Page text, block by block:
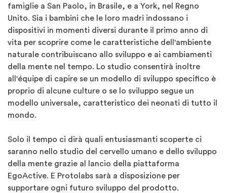
famiglie a San Paolo, in Brasile, e a York, nel Regno
Unito. Sia i bambini che le loro madri indossano i
dispositivi in momenti diversi durante il primo anno di
vita per scoprire come le caratteristiche dell'ambiente
naturale contribuiscano allo sviluppo e ai cambiamenti
della mente nel tempo. Lo studio consentirà inoltre
all'équipe di capire se un modello di sviluppo specifico è
proprio di alcune culture o se lo sviluppo segue un
modello universale, caratteristico dei neonati di tutto il
mondo.
Solo il tempo ci dirà quali entusiasmanti scoperte ci
saranno nello studio del cervello umano e dello sviluppo
della mente grazie al lancio della piattaforma
EgoActive. E Protolabs sarà a disposizione per
supportare ogni futuro sviluppo del prodotto.